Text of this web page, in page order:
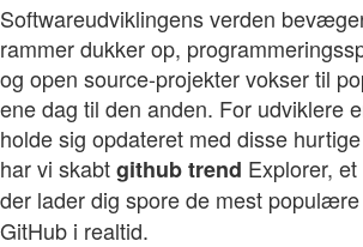
Softwareudviklingens verden
rammer dukker op,
og open source-projekter vokser til
ene dag til den anden. For udviklere
holde sig opdateret med disse
har vi skabtgithubtrend Explorer,
der lader dig spore de mest populære
GitHub i realtid.